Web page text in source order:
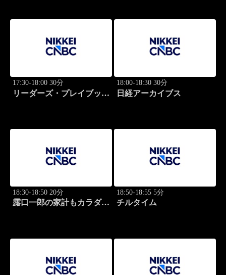
17:30-18:00 30分
リーダーズ・プレイブック
18:00-18:30 30分
日経アーカイブス
18:30-18:50 20分
露口一郎の家計もカラダも
18:50-18:55 5分
チルタイム